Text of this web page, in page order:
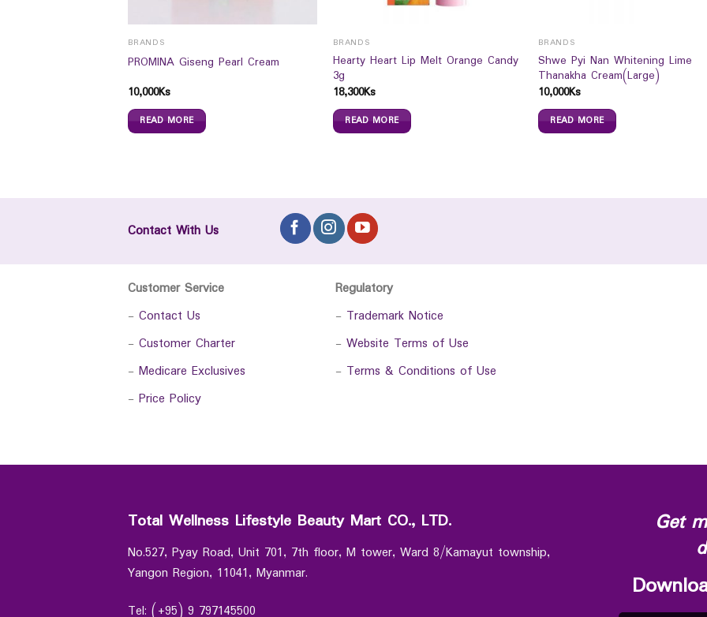
BRANDS
PROMINA Giseng Pearl Cream
10,000Ks
READ MORE
BRANDS
Hearty Heart Lip Melt Orange Candy
3g
18,300Ks
READ MORE
BRANDS
Shwe Pyi Nan Whitening Lime
Thanakha Cream(Large)
10,000Ks
READ MORE
Contact With Us
Customer Service
- Contact Us
- Customer Charter
- Medicare Exclusives
- Price Policy
Regulatory
- Trademark Notice
- Website Terms of Use
- Terms & Conditions of Use
Total Wellness Lifestyle Beauty Mart CO., LTD.
No.527, Pyay Road, Unit 701, 7th floor, M tower, Ward 8/Kamayut township,
Yangon Region, 11041, Myanmar.
Tel: (+95) 9 797145500
Get